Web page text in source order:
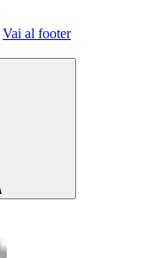
Vai al footer